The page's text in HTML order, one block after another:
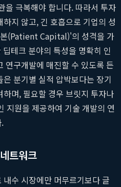
을 극복해야 합니다. 따라서 투자
지 않고, 긴 호흡으로 기업의 성
(Patient Capital)'의 성격을 가
딥테크 분야의 특성을 명확히 인
연구개발에 매진할 수 있도록 든
분기별 실적 압박보다는 장기
며, 필요할 경우 브릿지 투자나
지원을 제공하여 기술 개발의 연
트워크
수 시장에만 머무르기보다 글